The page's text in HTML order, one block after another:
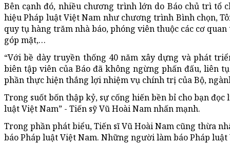
Bên cạnh đó, nhiều chương trình lớn do Báo chủ trì tổ
hiệu Pháp luật Việt Nam như chương trình Bình chọn,
quy tụ hàng trăm nhà báo, phóng viên thuộc các cơ
góp mặt,…
“Với bề dày truyền thống 40 năm xây dựng và phát
biên tập viên của Báo đã không ngừng phấn đấu, liên
phần thực hiện thắng lợi nhiệm vụ chính trị của Bộ,
Trong suốt bốn thập kỷ, sự cống hiến bền bỉ cho bạn
luật Việt Nam” - Tiến sỹ Vũ Hoài Nam nhấn mạnh.
Trong phần phát biểu, Tiến sĩ Vũ Hoài Nam cũng thừa
báo Pháp luật Việt Nam. Những người làm báo Pháp